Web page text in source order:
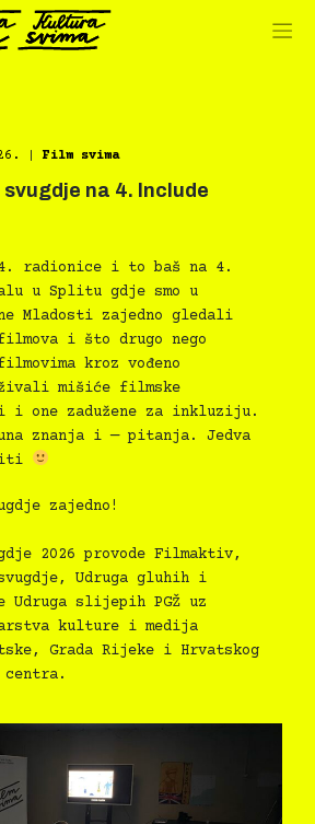
Film svima
svugdje na 4. Include
radionice i to baš na 4.
u Splitu gdje smo u
Mladosti zajedno gledali
i što drugo nego
kroz vođeno
mišiće filmske
i one zadužene za inkluziju.
znanja i — pitanja. Jedva
zajedno!
2026 provode Filmaktiv,
Udruga gluhih i
Udruga slijepih PGŽ uz
kulture i medija
Grada Rijeke i Hrvatskog
centra.